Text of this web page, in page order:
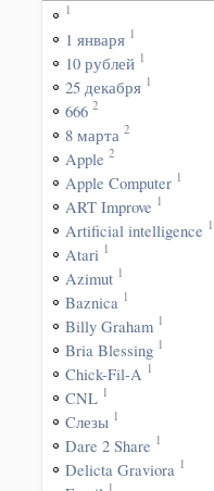
1
1 января 1
10 рублей 1
25 декабря 1
666 2
8 марта 2
Apple 2
Apple Computer 1
ART Improve 1
Artificial intelligence 1
Atari 1
Azimut 1
Baznica 1
Billy Graham 1
Bria Blessing 1
Chick-Fil-A 1
CNL 1
Cлезы 1
Dare 2 Share 1
Delicta Graviora 1
1